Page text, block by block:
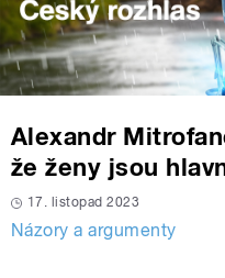
Alexandr
že ženy jsou
17. listopad 2023
Názory a argumenty